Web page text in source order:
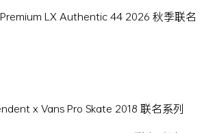
LX Authentic 44 2026 秋季联名
x Vans Pro Skate 2018 联名系列